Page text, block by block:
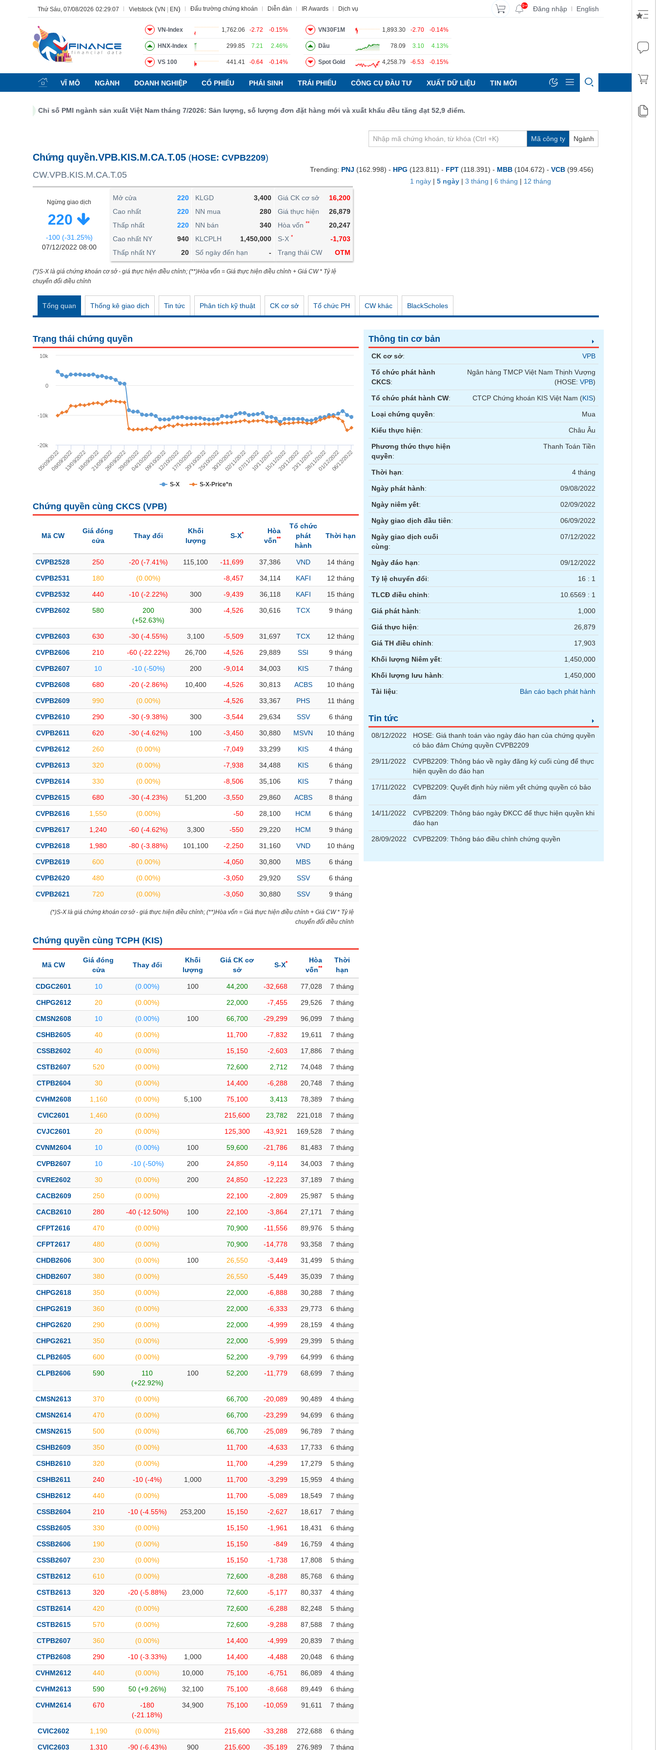
Thứ Sáu, 07/08/2026 02:29:08 Vietstock (VN EN) Đấu trường chứng khoán Diễn đàn IR Awards Dịch vụ 9+ Đăng nhập | English
VN-Index 1,762.06 -2.72 -0.15%
HNX-Index 299.85 7.21 2.46%
VS 100 441.41 -0.64 -0.14%
VN30F1M 1,893.30 -2.70 -0.14%
Dầu 78.09 3.10 4.13%
Spot Gold 4,258.79 -6.53 -0.15%
VĨ MÔ NGÀNH DOANH NGHIỆP CỔ PHIẾU PHÁI SINH TRÁI PHIẾU CÔNG CỤ ĐẦU TƯ XUẤT DỮ LIỆU TIN MỚI
Chỉ số PMI ngành sản xuất Việt Nam tháng 7/2026: Sản lượng, số lượng đơn đặt hàng mới và xuất khẩu đều tăng đạt 52,9 điểm.
Mã công ty Ngành
Chứng quyền.VPB.KIS.M.CA.T.05 (HOSE: CVPB2209)
CW.VPB.KIS.M.CA.T.05
Ngừng giao dịch
220
-100 (-31.25%)
07/12/2022 08:00
Mở cửa
220
Cao nhất
220
Thấp nhất
220
Cao nhất NY
940
Thấp nhất NY
20
KLGD
3,400
NN mua
280
NN bán
340
KLCPLH
1,450,000
Số ngày đến hạn
-
Giá CK cơ sở
16,200
Giá thực hiện
26,879
Hòa vốn **
20,247
S-X *
-1,703
Trạng thái CW
OTM
(*)S-X là giá chứng khoán cơ sở - giá thực hiện điều chỉnh; (**)Hòa vốn = Giá thực hiện điều chỉnh + Giá CW * Tỷ lệ
chuyển đổi điều chỉnh
Trending: PNJ (162.998) - HPG (123.811) - FPT (118.391) - MBB (104.672) - VCB (99.456)
1 ngày | 5 ngày | 3 tháng | 6 tháng | 12 tháng
Tổng quan Thống kê giao dịch Tin tức Phân tích kỹ thuật CK cơ sở Tổ chức PH CW khác BlackScholes
Trạng thái chứng quyền
S-X S-X-Price*n
05/09/202208/09/202213/09/202218/09/202221/09/202226/09/202229/09/202204/10/202209/10/202212/10/202217/10/202220/10/202225/10/202230/10/202202/11/202207/11/202210/11/202215/11/202220/11/202223/11/202228/11/202201/12/202206/12/2022
-20k
-10k
0
10k
Chứng quyền cùng CKCS (VPB)
Mã CW
Giá đóng
cửa
Thay đổi
Khối
lượng
S-X*
Hòa
vốn**
Tổ chức
phát
hành
Thời hạn
CVPB2528 250 -20 (-7.41%) 115,100 -11,699 37,386 VND 14 tháng
CVPB2531 180 (0.00%) -8,457 34,114 KAFI 12 tháng
CVPB2532 440 -10 (-2.22%) 300 -9,439 36,118 KAFI 15 tháng
CVPB2602 580
200
(+52.63%)
300 -4,526 30,616 TCX 9 tháng
CVPB2603 630 -30 (-4.55%) 3,100 -5,509 31,697 TCX 12 tháng
CVPB2606 210 -60 (-22.22%) 26,700 -4,526 29,889 SSI 9 tháng
CVPB2607 10 -10 (-50%) 200 -9,014 34,003 KIS 7 tháng
CVPB2608 680 -20 (-2.86%) 10,400 -4,526 30,813 ACBS 10 tháng
CVPB2609 990 (0.00%) -4,526 33,367 PHS 11 tháng
CVPB2610 290 -30 (-9.38%) 300 -3,544 29,634 SSV 6 tháng
CVPB2611 620 -30 (-4.62%) 100 -3,450 30,880 MSVN 10 tháng
CVPB2612 260 (0.00%) -7,049 33,299 KIS 4 tháng
CVPB2613 320 (0.00%) -7,938 34,488 KIS 6 tháng
CVPB2614 330 (0.00%) -8,506 35,106 KIS 7 tháng
CVPB2615 680 -30 (-4.23%) 51,200 -3,550 29,860 ACBS 8 tháng
CVPB2616 1,550 (0.00%) -50 28,100 HCM 6 tháng
CVPB2617 1,240 -60 (-4.62%) 3,300 -550 29,220 HCM 9 tháng
CVPB2618 1,980 -80 (-3.88%) 101,100 -2,250 31,160 VND 10 tháng
CVPB2619 600 (0.00%) -4,050 30,800 MBS 6 tháng
CVPB2620 480 (0.00%) -3,050 29,920 SSV 6 tháng
CVPB2621 720 (0.00%) -3,050 30,880 SSV 9 tháng
(*)S-X là giá chứng khoán cơ sở - giá thực hiện điều chỉnh; (**)Hòa vốn = Giá thực hiện điều chỉnh + Giá CW * Tỷ lệ
chuyển đổi điều chỉnh
Chứng quyền cùng TCPH (KIS)
Mã CW
Giá đóng
cửa
Thay đổi
Khối
lượng
Giá CK cơ
sở
S-X*
Hòa
vốn**
Thời
hạn
CDGC2601 10 (0.00%) 100 44,200 -32,668 77,028 7 tháng
CHPG2612 20 (0.00%) 22,000 -7,455 29,526 7 tháng
CMSN2608 10 (0.00%) 100 66,700 -29,299 96,099 7 tháng
CSHB2605 40 (0.00%) 11,700 -7,832 19,611 7 tháng
CSSB2602 40 (0.00%) 15,150 -2,603 17,886 7 tháng
CSTB2607 520 (0.00%) 72,600 2,712 74,048 7 tháng
CTPB2604 30 (0.00%) 14,400 -6,288 20,748 7 tháng
CVHM2608 1,160 (0.00%) 5,100 75,100 3,413 78,389 7 tháng
CVIC2601 1,460 (0.00%) 215,600 23,782 221,018 7 tháng
CVJC2601 20 (0.00%) 125,300 -43,921 169,528 7 tháng
CVNM2604 10 (0.00%) 100 59,600 -21,786 81,483 7 tháng
CVPB2607 10 -10 (-50%) 200 24,850 -9,114 34,003 7 tháng
CVRE2602 30 (0.00%) 200 24,850 -12,223 37,189 7 tháng
CACB2609 250 (0.00%) 22,100 -2,809 25,987 5 tháng
CACB2610 280 -40 (-12.50%) 100 22,100 -3,864 27,171 7 tháng
CFPT2616 470 (0.00%) 70,900 -11,556 89,976 5 tháng
CFPT2617 480 (0.00%) 70,900 -14,778 93,358 7 tháng
CHDB2606 300 (0.00%) 100 26,550 -3,449 31,499 5 tháng
CHDB2607 380 (0.00%) 26,550 -5,449 35,039 7 tháng
CHPG2618 350 (0.00%) 22,000 -6,888 30,288 7 tháng
CHPG2619 360 (0.00%) 22,000 -6,333 29,773 6 tháng
CHPG2620 290 (0.00%) 22,000 -4,999 28,159 4 tháng
CHPG2621 350 (0.00%) 22,000 -5,999 29,399 5 tháng
CLPB2605 600 (0.00%) 52,200 -9,799 64,999 6 tháng
CLPB2606 590
110
(+22.92%)
100 52,200 -11,779 68,699 7 tháng
CMSN2613 370 (0.00%) 66,700 -20,089 90,489 4 tháng
CMSN2614 470 (0.00%) 66,700 -23,299 94,699 6 tháng
CMSN2615 500 (0.00%) 66,700 -25,089 96,789 7 tháng
CSHB2609 350 (0.00%) 11,700 -4,633 17,733 6 tháng
CSHB2610 320 (0.00%) 11,700 -4,299 17,279 5 tháng
CSHB2611 240 -10 (-4%) 1,000 11,700 -3,299 15,959 4 tháng
CSHB2612 440 (0.00%) 11,700 -5,089 18,549 7 tháng
CSSB2604 210 -10 (-4.55%) 253,200 15,150 -2,627 18,617 7 tháng
CSSB2605 330 (0.00%) 15,150 -1,961 18,431 6 tháng
CSSB2606 190 (0.00%) 15,150 -849 16,759 4 tháng
CSSB2607 230 (0.00%) 15,150 -1,738 17,808 5 tháng
CSTB2612 610 (0.00%) 72,600 -8,288 85,768 6 tháng
CSTB2613 320 -20 (-5.88%) 23,000 72,600 -5,177 80,337 4 tháng
CSTB2614 420 (0.00%) 72,600 -6,288 82,248 5 tháng
CSTB2615 570 (0.00%) 72,600 -9,288 87,588 7 tháng
CTPB2607 360 (0.00%) 14,400 -4,999 20,839 7 tháng
CTPB2608 290 -10 (-3.33%) 1,000 14,400 -4,488 20,048 6 tháng
CVHM2612 440 (0.00%) 10,000 75,100 -6,751 86,089 4 tháng
CVHM2613 590 50 (+9.26%) 32,100 75,100 -8,668 89,449 6 tháng
CVHM2614 670
-180
(-21.18%)
34,900 75,100 -10,059 91,611 7 tháng
CVIC2602 1,190 (0.00%) 215,600 -33,288 272,688 6 tháng
CVIC2603 1,310 -90 (-6.43%) 900 215,600 -35,189 276,989 7 tháng
Thông tin cơ bản
CK cơ sở: VPB
Tổ chức phát hành
CKCS:
Ngân hàng TMCP Việt Nam Thịnh Vượng
(HOSE:VPB)
Tổ chức phát hành CW: CTCP Chứng khoán KIS Việt Nam (KIS)
Loại chứng quyền: Mua
Kiểu thực hiện: Châu Âu
Phương thức thực hiện
quyền:
Thanh Toán Tiền
Thời hạn: 4 tháng
Ngày phát hành: 09/08/2022
Ngày niêm yết: 02/09/2022
Ngày giao dịch đầu tiên: 06/09/2022
Ngày giao dịch cuối
cùng:
07/12/2022
Ngày đáo hạn: 09/12/2022
Tỷ lệ chuyển đổi: 16 : 1
TLCĐ điều chỉnh: 10.6569 : 1
Giá phát hành: 1,000
Giá thực hiện: 26,879
Giá TH điều chỉnh: 17,903
Khối lượng Niêm yết: 1,450,000
Khối lượng lưu hành: 1,450,000
Tài liệu: Bản cáo bạch phát hành
Tin tức
08/12/2022
HOSE: Giá thanh toán vào ngày đáo hạn của chứng quyền
có bảo đảm Chứng quyền CVPB2209
29/11/2022
CVPB2209: Thông báo về ngày đăng ký cuối cùng để thực
hiện quyền do đáo hạn
17/11/2022
CVPB2209: Quyết định hủy niêm yết chứng quyền có bảo
đảm
14/11/2022
CVPB2209: Thông báo ngày ĐKCC để thực hiện quyền khi
đáo hạn
28/09/2022 CVPB2209: Thông báo điều chỉnh chứng quyền
Tính năng Ngành Mã chứng khoán Lãnh đạo Tin tức Báo cáo phân tích Thuật ngữ Dịch vụ
BẤT ĐỘNG SẢN
TÀI CHÍNH
KINH TẾ
THẾ GIỚI
ĐÔNG DƯƠNG
PHÂN TÍCH
PHÁI SINH
TRÁI PHIẾU
CÔNG CỤ ĐẦU TƯ
XUẤT DỮ LIỆU
TIN MỚI
VS-SECTOR
NGUYÊN VẬT LIỆU
TIÊU DÙNG KHÔNG THIẾT YẾU
TIÊU DÙNG THIẾT YẾU
CÔNG NGHỆ THÔNG TIN
BẤT ĐỘNG SẢN
Cổ phiếu Chỉ số Chứng chỉ quỹ Chứng quyền Hợp đồng tương lai Trái phiếu
Lãnh đạo(-)
Người nội bộ Người liên quan Cổ đông lớn
Tin tức(-)
Bài viết của tác giả (-)
Báo cáo phân tích(-)
Thuật ngữ(-)
Dịch vụ(-)
Đào tạo
Sách tài chính
Công cụ đầu tư
Truyền thông tài chính
Dữ liệu tài chính